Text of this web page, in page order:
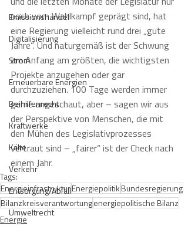
Emissionshandel
Digitalisierung
Strom
Erneuerbare Energien
Beihilfenrecht
Kraftwerke
Kälte
Verkehr
Entsorgung/Abfall
Umweltrecht
noch vom Wahlkampf geprägt sind, hat
eine Regierung vielleicht rund drei „gute
Jahre“. Und naturgemäß ist der Schwung
am Anfang am größten, die wichtigsten
Projekte anzugehen oder gar
durchzuziehen. 100 Tage werden immer
gerne angeschaut, aber – sagen wir aus
der Perspektive von Menschen, die mit
den Mühen des Legislativprozesses
vertraut sind – „fairer“ ist der Check nach
einem Jahr.
Tags:
EnergieinfrastrukturEnergiepolitikBundesregierung
Bilanzkreisverantwortungenergiepolitische Bilanz
Energie